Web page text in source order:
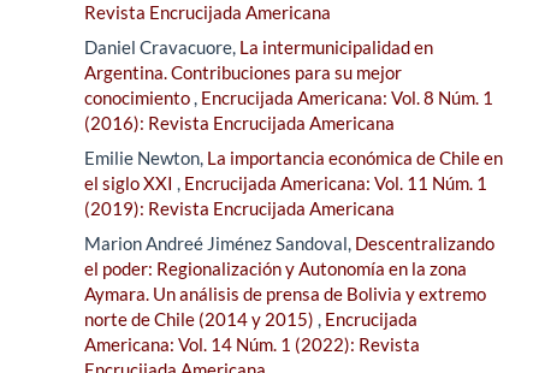
Revista Encrucijada Americana
Daniel Cravacuore, La intermunicipalidad en
Argentina. Contribuciones para su mejor
conocimiento, Encrucijada Americana: Vol. 8 Núm. 1
(2016): Revista Encrucijada Americana
Emilie Newton, La importancia económica de Chile en
el siglo XXI , Encrucijada Americana: Vol. 11 Núm. 1
(2019): Revista Encrucijada Americana
Marion Andreé Jiménez Sandoval, Descentralizando
el poder: Regionalización y Autonomía en la zona
Aymara. Un análisis de prensa de Bolivia y extremo
norte de Chile (2014 y 2015) , Encrucijada
Americana: Vol. 14 Núm. 1 (2022): Revista